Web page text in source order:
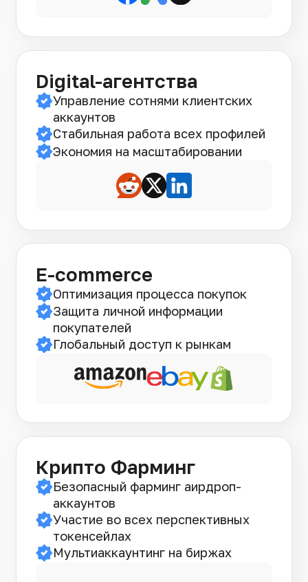
Digital-агентства
Управление сотнями клиентских
аккаунтов
Стабильная работа всех профилей
Экономия на масштабировании
E-commerce
Оптимизация процесса покупок
Защита личной информации
покупателей
Глобальный доступ к рынкам
Крипто Фарминг
Безопасный фарминг аирдроп-
аккаунтов
Участие во всех перспективных
токенсейлах
Мультиаккаунтинг на биржах